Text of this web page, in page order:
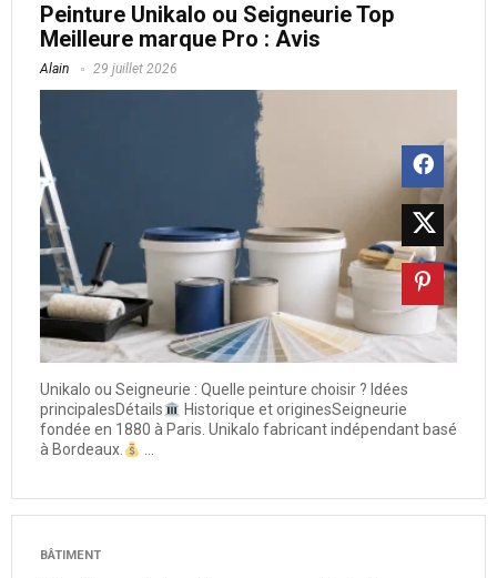
Peinture Unikalo ou Seigneurie Top
Meilleure marque Pro : Avis
Alain 29 juillet 2026
Unikalo ou Seigneurie : Quelle peinture choisir ? Idées
principalesDétails
Historique et originesSeigneurie
fondée en 1880 à Paris. Unikalo fabricant indépendant basé
à Bordeaux.
BÂTIMENT